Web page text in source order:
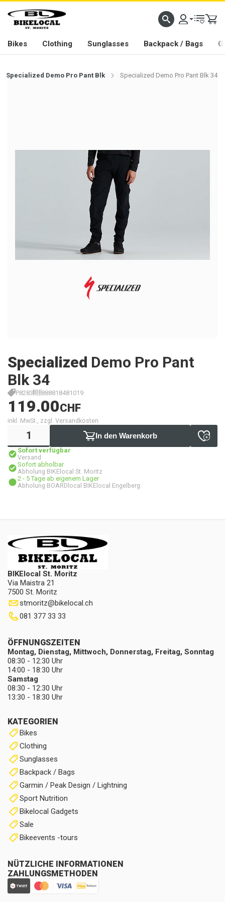
PASSION IN ALL WE DO
Bikes Clothing Sunglasses Backpack / Bags
Specialized Demo Pro Pant Blk Specialized Demo Pro Pant Blk 34
Specialized Demo Pro Pant
Blk 34
P8283 888818481019
119.00CHF
inkl. MwSt., zzgl. Versandkosten
In den Warenkorb
Sofort verfügbar
Versand
Sofort abholbar
Abholung BIKElocal St. Moritz
2 - 5 Tage ab eigenem Lager
Abholung BOARDlocal BIKElocal Engelberg
BIKElocal St. Moritz
Via Maistra 21
7500 St. Moritz
stmoritz@bikelocal.ch
081 377 33 33
KATEGORIEN
Bikes
Clothing
Sunglasses
Backpack / Bags
Garmin / Peak Design / Lightning
Sport Nutrition
Bikelocal Gadgets
Sale
Bikeevents -tours
NÜTZLICHE INFORMATIONEN
ZAHLUNGSMETHODEN
ÖFFNUNGSZEITEN
Montag, Dienstag, Mittwoch, Donnerstag, Freitag, Sonntag
08:30 - 12:30 Uhr
14:00 - 18:30 Uhr
Samstag
08:30 - 12:30 Uhr
13:30 - 18:30 Uhr